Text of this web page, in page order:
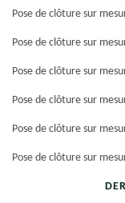
Pose de clôture sur
Pose de clôture sur
Pose de clôture sur
Pose de clôture sur
Pose de clôture sur
Pose de clôture sur